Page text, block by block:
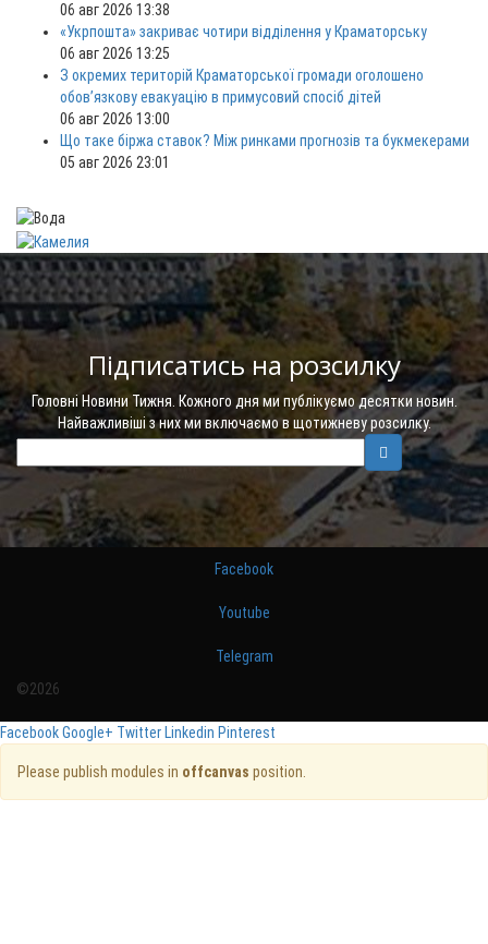
06 авг 2026 13:38
«Укрпошта» закриває чотири відділення у Краматорську
06 авг 2026 13:25
З окремих територій Краматорської громади оголошено
обов’язкову евакуацію в примусовий спосіб дітей
06 авг 2026 13:00
Що таке біржа ставок? Між ринками прогнозів та букмекерами
05 авг 2026 23:01
Підписатись на розсилку
Головні Новини Тижня. Кожного дня ми публікуємо десятки новин.
Найважливіші з них ми включаємо в щотижневу розсилку.
Facebook
Youtube
Telegram
©2026
FacebookGoogle+ TwitterLinkedin Pinterest
Please publish modules in offcanvas position.